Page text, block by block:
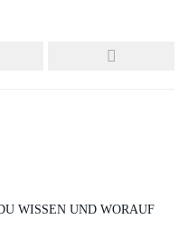
WISSEN UND WORAUF